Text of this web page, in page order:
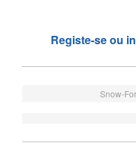
Registe-se ou
Snow-